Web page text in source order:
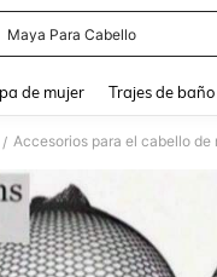
Maya Para Cabello
de mujer Trajes de baño
/ Accesorios para el cabello de